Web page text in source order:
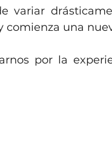
variar
comienza una
por la